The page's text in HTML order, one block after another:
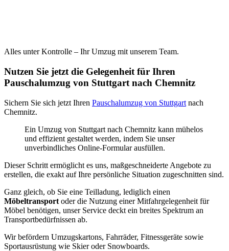
Alles unter Kontrolle – Ihr Umzug mit unserem Team.
Nutzen Sie jetzt die Gelegenheit für Ihren
Pauschalumzug von Stuttgart nach Chemnitz⁠
Sichern Sie sich jetzt Ihren Pauschalumzug von Stuttgart nach
Chemnitz⁠.
Ein Umzug von Stuttgart nach Chemnitz⁠ kann mühelos
und effizient gestaltet werden, indem Sie unser
unverbindliches Online-Formular ausfüllen.
Dieser Schritt ermöglicht es uns, maßgeschneiderte Angebote zu
erstellen, die exakt auf Ihre persönliche Situation zugeschnitten sind.
Ganz gleich, ob Sie eine Teilladung, lediglich einen
Möbeltransport oder die Nutzung einer Mitfahrgelegenheit für
Möbel benötigen, unser Service deckt ein breites Spektrum an
Transportbedürfnissen ab.
Wir befördern Umzugskartons, Fahrräder, Fitnessgeräte sowie
Sportausrüstung wie Skier oder Snowboards.